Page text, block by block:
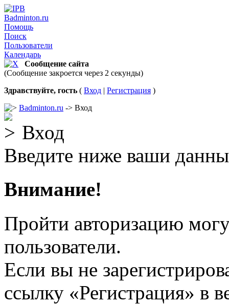
Badminton.ru
Помощь
Поиск
Пользователи
Календарь
Сообщение сайта
(Сообщение закроется через 2 секунды)
Здравствуйте, гость ( Вход | Регистрация )
Badminton.ru -> Вход
Вход
Введите ниже ваши
Внимание!
Пройти авторизацию
пользователи.
Если вы не
ссылку «Регистрация» в